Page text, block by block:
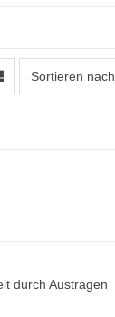
Sortieren nach
Sortieren nach
durch Austragen